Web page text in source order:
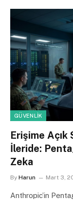
GÜVENLIK
Erişime
İleride:
Zeka
By Harun Mart 3,
Anthropic’in